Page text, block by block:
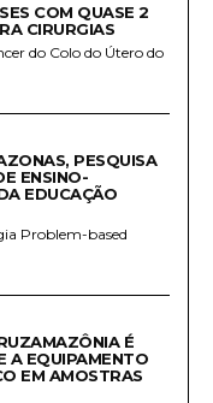
COM QUASE 2
CIRURGIAS
do Colo do Útero do
PESQUISA
ENSINO-
EDUCAÇÃO
Problem-based
É
A EQUIPAMENTO
EM AMOSTRAS